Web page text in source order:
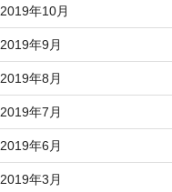
2019年10月
2019年9月
2019年8月
2019年7月
2019年6月
2019年3月